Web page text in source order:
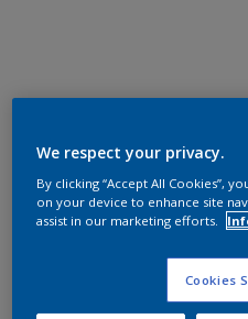
We respect your privacy.
By clicking “Accept All Cookies”,
on your device to enhance site
assist in our marketing efforts.
Cookies